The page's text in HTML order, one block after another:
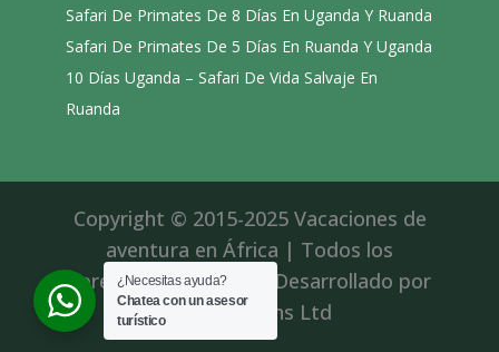
Safari De Primates De 8 Días En Uganda Y Ruanda
Safari De Primates De 5 Días En Ruanda Y Uganda
10 Días Uganda – Safari De Vida Salvaje En
Ruanda
Copyright © 2015-2025 Vacaciones de
aventura en África | Todos los
derechos reservados|Desarrollado por
Roll Solutions Ltd
¿Necesitas ayuda?
Chatea con un asesor
turístico